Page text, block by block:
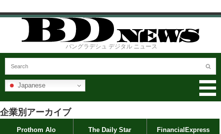
バングラデシュ デジタル ニュース
Japanese
企業別アーカイブ
Prothom Alo The Daily Star FinancialExpress